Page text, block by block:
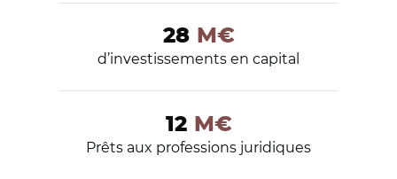
28 M€
d’investissements en capital
12 M€
Prêts aux professions juridiques